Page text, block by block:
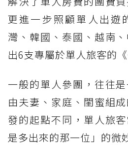
更進一步照顧單人出遊
灣、韓國、泰國、越南
出6支專屬於單人旅客的
一般的單人參團，往往
由夫妻、家庭、閨蜜組
發的起點不同，單人旅
是多出來的那一位」的微